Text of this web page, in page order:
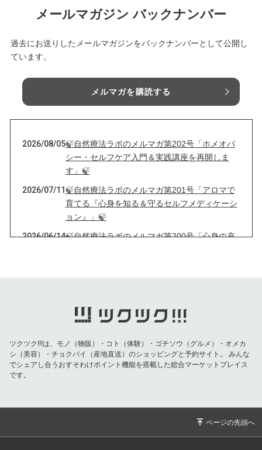
メールマガジン バックナンバー
過去にお送りしたメールマガジンをバックナンバーとして公開し
ています。
メルマガを購読する
2026/08/05🍃自然療法ラボのメルマガ第202号「ホメオパ
シー・セルフケア入門＆実践講座を再開しま
す」🍃
2026/07/11🍃自然療法ラボのメルマガ第201号「アロマで
育てる『心身を知る＆守るセルフメディケーシ
ョン』」🍃
2026/06/14🍃自然療法ラボのメルマガ第200号「心身の充
療法 整腸剤」🍃
療法は2000年も残ったのか？ 知は庭へ戻る
」🍃
2026/03/28
ツクツク!!!は、モノ（物販）・コト（体験）・ゴチソウ（グルメ）・オメカ
シ（美容）・チョクバイ（産地直送）のショッピングと予約サイト。
みんな
でシェアし合うおすそわけポイント機能を搭載した総合マーケットプレイス
です。